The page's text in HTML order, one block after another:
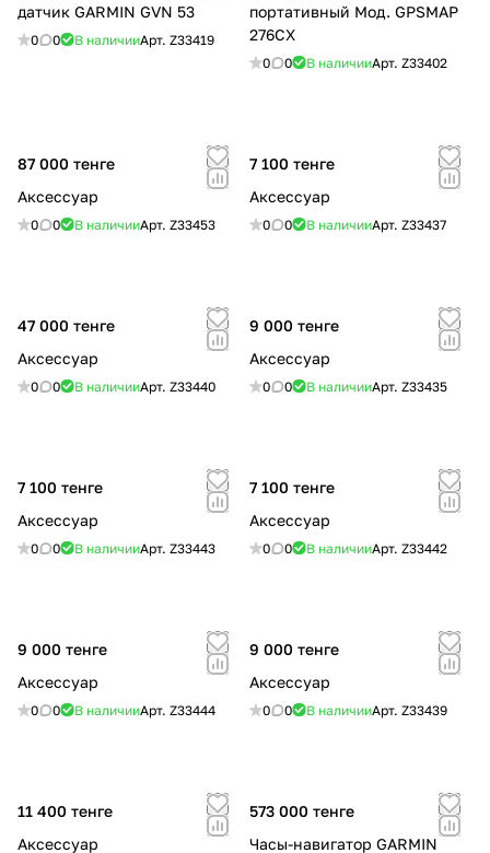
датчик GARMIN GVN 53
0 0 В наличииАрт. Z33419
портативный Мод. GPSMAP
276CX
0 0 В наличииАрт. Z33402
87 000 тенге
Аксессуар
0 0 В наличииАрт. Z33453
7 100 тенге
Аксессуар
0 0 В наличииАрт. Z33437
47 000 тенге
Аксессуар
0 0 В наличииАрт. Z33440
9 000 тенге
Аксессуар
0 0 В наличииАрт. Z33435
7 100 тенге
Аксессуар
0 0 В наличииАрт. Z33443
7 100 тенге
Аксессуар
0 0 В наличииАрт. Z33442
9 000 тенге
Аксессуар
0 0 В наличииАрт. Z33444
9 000 тенге
Аксессуар
0 0 В наличииАрт. Z33439
11 400 тенге
Аксессуар
573 000 тенге
Часы-навигатор GARMIN